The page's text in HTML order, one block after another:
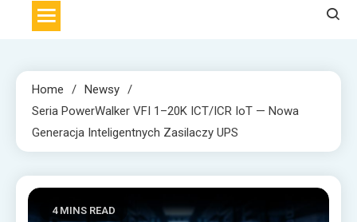
Home
Newsy
Seria PowerWalker VFI 1–20K ICT/ICR IoT — Nowa
Generacja Inteligentnych Zasilaczy UPS
4 MINS READ